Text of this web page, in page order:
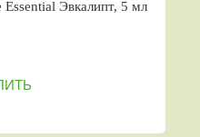
Эвкалипт, 5 мл